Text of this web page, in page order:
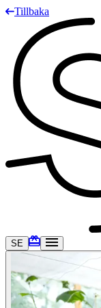
Tillbaka
SE